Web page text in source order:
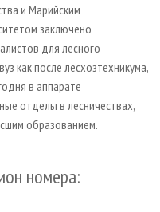
и Марийским
заключено
для лесного
как после лесхозтехникума,
в аппарате
отделы в лесничествах,
образованием.
номера: